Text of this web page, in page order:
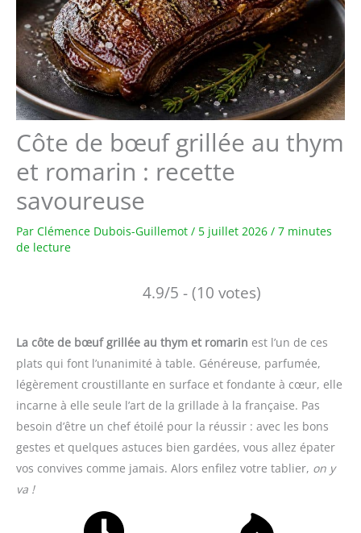
Côte de bœuf grillée au thym
et romarin : recette
savoureuse
Par Clémence Dubois-Guillemot / 5 juillet 2026 / 7 minutes
de lecture
4.9/5 - (10 votes)
La côte de bœuf grillée au thym et romarin est l’un de ces
plats qui font l’unanimité à table. Généreuse, parfumée,
légèrement croustillante en surface et fondante à cœur, elle
incarne à elle seule l’art de la grillade à la française. Pas
besoin d’être un chef étoilé pour la réussir : avec les bons
gestes et quelques astuces bien gardées, vous allez épater
vos convives comme jamais. Alors enfilez votre tablier, on y
va !